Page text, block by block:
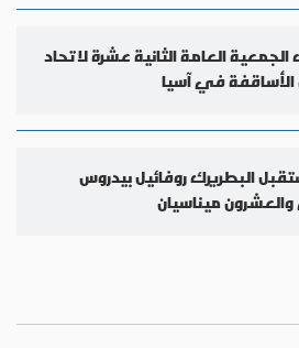
العامة الثانية عشرة لاتحاد
في آسيا
البطريرك روفائيل بيدروس
ميناسيان